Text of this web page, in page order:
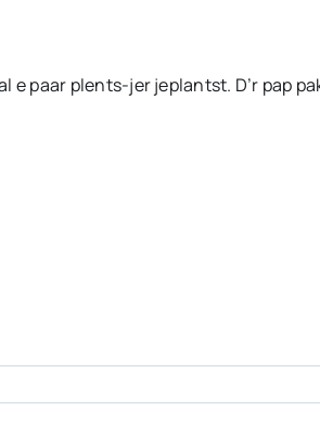
e paar plents-jer jeplantst. D’r pap